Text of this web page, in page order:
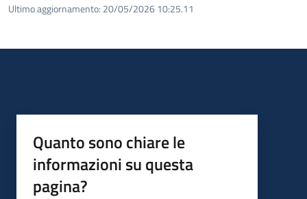
Ultimo aggiornamento: 20/05/2026 10:25.11
Quanto sono chiare le
informazioni su questa
pagina?